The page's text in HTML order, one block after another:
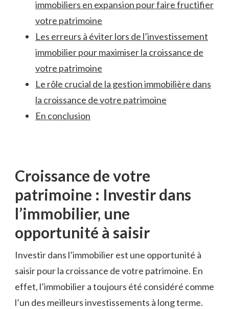
immobiliers en expansion ‌pour faire fructifier
votre ​patrimoine
Les erreurs à ⁣éviter lors de l’investissement
immobilier‌ pour maximiser la⁢ croissance de
votre patrimoine
Le rôle crucial de la gestion immobilière dans
la croissance de ‍votre patrimoine
En conclusion
Croissance‌ de ⁢votre
patrimoine : Investir dans
l’immobilier, une​
opportunité à saisir
Investir dans l’immobilier est⁤ une⁢ opportunité à
saisir pour la croissance‍ de votre patrimoine. En
effet, l’immobilier a‍ toujours été‍ considéré⁤ comme
l’un ‌des meilleurs investissements à long terme.‍